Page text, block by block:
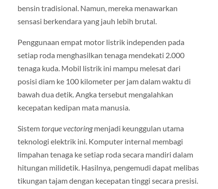
bensin tradisional. Namun, mereka menawarkan
sensasi berkendara yang jauh lebih brutal.
Penggunaan empat motor listrik independen pada
setiap roda menghasilkan tenaga mendekati 2.000
tenaga kuda. Mobil listrik ini mampu melesat dari
posisi diam ke 100 kilometer per jam dalam waktu di
bawah dua detik. Angka tersebut mengalahkan
kecepatan kedipan mata manusia.
Sistemtorque vectoringmenjadi keunggulan utama
teknologi elektrik ini. Komputer internal membagi
limpahan tenaga ke setiap roda secara mandiri dalam
hitungan milidetik. Hasilnya, pengemudi dapat melibas
tikungan tajam dengan kecepatan tinggi secara presisi.